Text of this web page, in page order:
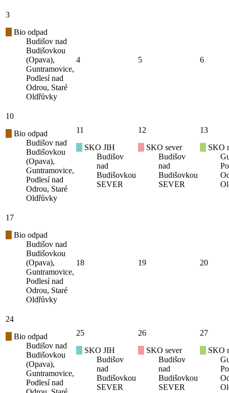
3
Bio odpad
Budišov nad
Budišovkou
(Opava),
Guntramovice,
Podlesí nad
Odrou, Staré
Oldřůvky
4 5 6
10
Bio odpad
Budišov nad
Budišovkou
(Opava),
Guntramovice,
Podlesí nad
Odrou, Staré
Oldřůvky
11
SKO JIH
Budišov
nad
Budišovkou
SEVER
12
SKO sever
Budišov
nad
Budišovkou
SEVER
13
SKO
17
Bio odpad
Budišov nad
Budišovkou
(Opava),
Guntramovice,
Podlesí nad
Odrou, Staré
Oldřůvky
18 19 20
24
Bio odpad
Budišov nad
Budišovkou
(Opava),
Guntramovice,
Podlesí nad
25
SKO JIH
Budišov
nad
Budišovkou
SEVER
26
SKO sever
Budišov
nad
Budišovkou
SEVER
27
SKO